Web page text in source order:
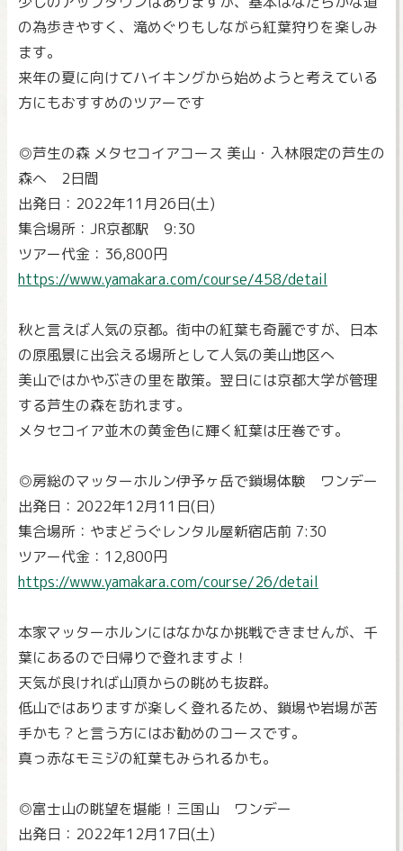
の為歩きやすく、滝めぐりもしながら紅葉狩りを楽しみ
ます。
来年の夏に向けてハイキングから始めようと考えている
方にもおすすめのツアーです
◎芦生の森 メタセコイアコース 美山・入林限定の芦生の
森へ 2日間
出発日：2022年11月26日(土)
集合場所：JR京都駅 9:30
ツアー代金：36,800円
https://www.yamakara.com/course/458/detail
秋と言えば人気の京都。街中の紅葉も奇麗ですが、日本
の原風景に出会える場所として人気の美山地区へ
美山ではかやぶきの里を散策。翌日には京都大学が管理
する芦生の森を訪れます。
メタセコイア並木の黄金色に輝く紅葉は圧巻です。
◎房総のマッターホルン伊予ヶ岳で鎖場体験 ワンデー
出発日：2022年12月11日(日)
集合場所：やまどうぐレンタル屋新宿店前 7:30
ツアー代金：12,800円
https://www.yamakara.com/course/26/detail
本家マッターホルンにはなかなか挑戦できませんが、千
葉にあるので日帰りで登れますよ！
天気が良ければ山頂からの眺めも抜群。
低山ではありますが楽しく登れるため、鎖場や岩場が苦
手かも？と言う方にはお勧めのコースです。
真っ赤なモミジの紅葉もみられるかも。
◎富士山の眺望を堪能！三国山 ワンデー
出発日：2022年12月17日(土)